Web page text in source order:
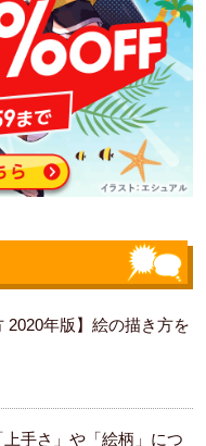
2020年版】絵の描き方を
手さ」や「絵柄」につ